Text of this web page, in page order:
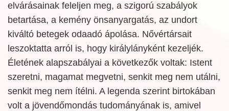
elvárásainak feleljen meg, a szigorú szabályok
betartása, a kemény önsanyargatás, az undort
kiváltó betegek odaadó ápolása. Nővértársait
leszoktatta arról is, hogy királylányként kezeljék.
Életének alapszabályai a következők voltak: Istent
szeretni, magamat megvetni, senkit meg nem utálni,
senkit meg nem ítélni. A legenda szerint birtokában
volt a jövendőmondás tudományának is, amivel